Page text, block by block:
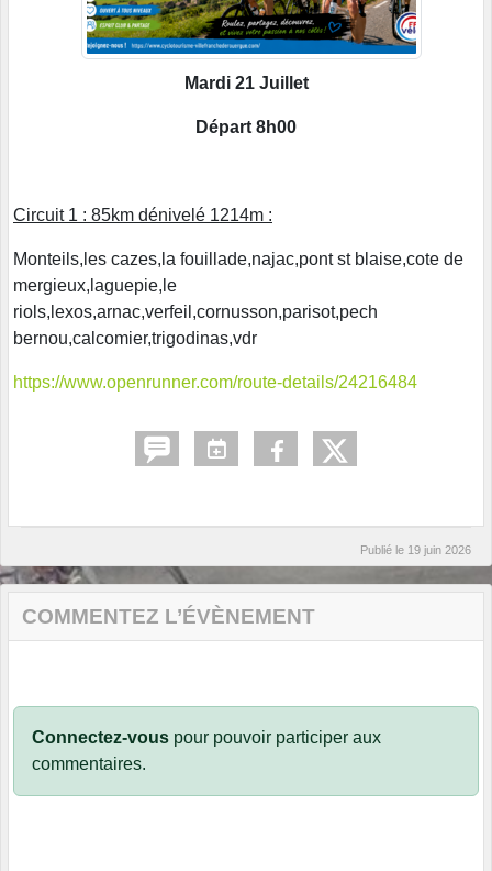
Mardi 21 Juillet
Départ 8h00
Circuit 1 : 85km dénivelé 1214m :
Monteils,les cazes,la fouillade,najac,pont st blaise,cote de
mergieux,laguepie,le
riols,lexos,arnac,verfeil,cornusson,parisot,pech
bernou,calcomier,trigodinas,vdr
https://www.openrunner.com/route-details/24216484
Publié le 19 juin 2026
COMMENTEZ L’ÉVÈNEMENT
Connectez-vous pour pouvoir participer aux
commentaires.